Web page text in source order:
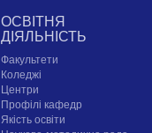
ОСВІТНЯ
ДІЯЛЬНІСТЬ
Факультети
Коледжі
Центри
Профілі кафедр
Якість освіти